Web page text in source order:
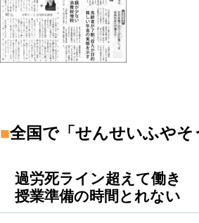
■全国で「せんせいふや
過労死ライン超えて働き
授業準備の時間とれない